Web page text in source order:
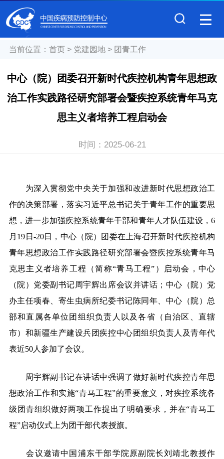
当前位置： 首页> 党建园地> 团青工作
中心（院）团委召开新时代疾控机构青年思想政
治工作实践路径研究部署会暨疾控系统青年马克
思主义者培养工程启动会
时间： 2025-06-21
为深入贯彻党中央关于加强和改进新时代思想政治工
作的决策部署，落实习近平总书记关于青年工作的重要思
想，进一步加强疾控系统青年干部和青年人才队伍建设，6
月19日-20日，中心（院）团委在上海召开新时代疾控机构
青年思想政治工作实践路径研究部署会暨疾控系统青年马
克思主义者培养工程（简称“青马工程”）启动会，中心
（院）党委副书记周宇辉出席会议并讲话；中心（院）党
办主任项春、寄生虫病所纪委书记陈同年、中心（院）总
部和直属各单位团组织负责人以及各省（自治区、直辖
市）和新疆生产建设兵团疾控中心团组织负责人及青年代
表近50人参加了会议。
周宇辉副书记在讲话中强调了做好新时代疾控青年思
想政治工作和实施“青马工程”的重要意义，对疾控系统各
级团青组织做好两项工作提出了明确要求，并在“青马工
程”启动仪式上为团干部代表授旗。
会议邀请中国浦东干部学院原副院长刘靖北教授作